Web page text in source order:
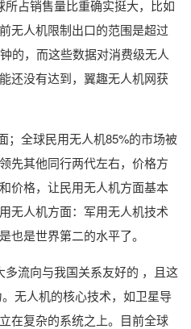
占销售量比重确实挺大，比如
无人机限制出口的范围是超过
的，而这些数据对消费级无人
还没有达到，翼趣无人机网获
；全球民用无人机85%的市场被
先其他同行两代左右，价格方
价格，让民用无人机方面基本
无人机方面：军用无人机技术
也是世界第二的水平了。
流向与我国关系友好的 ，且这
无人机的核心技术，如卫星导
在复杂的系统之上。目前全球